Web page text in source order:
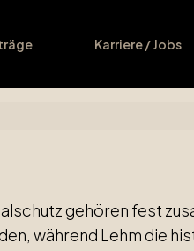
Karriere / Jobs
gehören fest
während Lehm die